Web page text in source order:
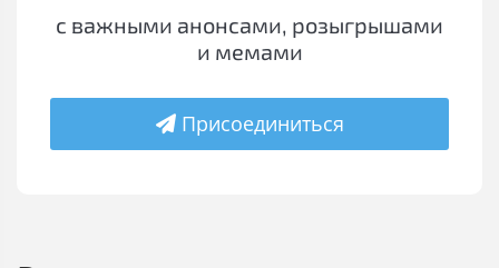
с важными анонсами, розыгрышами
и мемами
Присоединиться